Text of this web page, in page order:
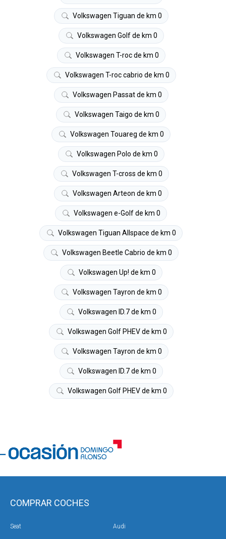
Volkswagen Tiguan de km 0
Volkswagen Golf de km 0
Volkswagen T-roc de km 0
Volkswagen T-roc cabrio de km 0
Volkswagen Passat de km 0
Volkswagen Taigo de km 0
Volkswagen Touareg de km 0
Volkswagen Polo de km 0
Volkswagen T-cross de km 0
Volkswagen Arteon de km 0
Volkswagen e-Golf de km 0
Volkswagen Tiguan Allspace de km 0
Volkswagen Beetle Cabrio de km 0
Volkswagen Up! de km 0
Volkswagen Tayron de km 0
Volkswagen ID.7 de km 0
Volkswagen Golf PHEV de km 0
Volkswagen Tayron de km 0
Volkswagen ID.7 de km 0
Volkswagen Golf PHEV de km 0
COMPRAR COCHES
Seat Audi